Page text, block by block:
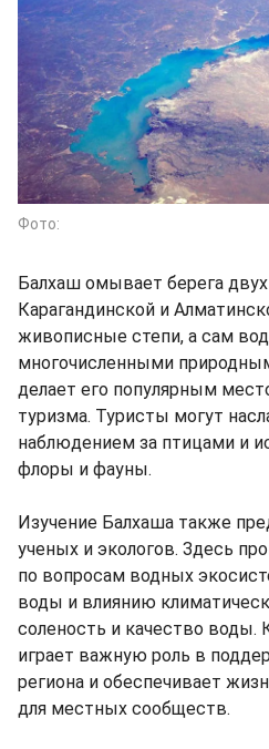
Фото:
Балхаш омывает берега двух
Карагандинской и
живописные степи, а сам
многочисленными
делает его популярным
туризма. Туристы могут
наблюдением за птицами и
флоры и фауны.
Изучение Балхаша также
ученых и экологов. Здесь
по вопросам водных
воды и влиянию
соленость и качество воды.
играет важную роль в
региона и обеспечивает
для местных сообществ.